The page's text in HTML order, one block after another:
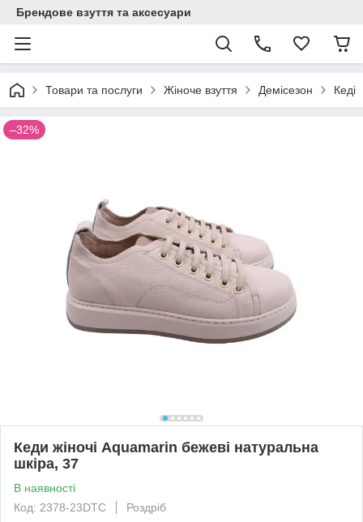
Брендове взуття та аксесуари
Товари та послуги Жіноче взуття Демісезон Кеді
–32%
Кеди жіночі Aquamarin бежеві натуральна
шкіра, 37
В наявності
Код: 2378-23DTC
Роздріб